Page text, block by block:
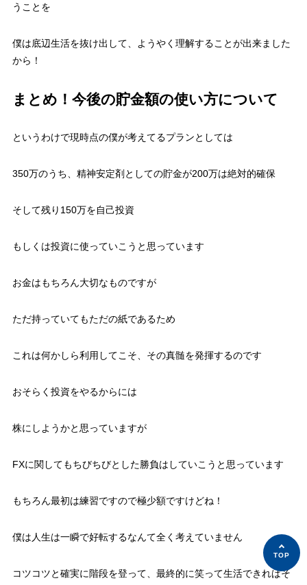
うことを
僕は底辺生活を抜け出して、ようやく理解することが出来ました
から！
まとめ！今後の貯金額の使い方について
というわけで現時点の僕が考えてるプランとしては
350万のうち、精神安定剤としての貯金が200万は絶対的確保
そして残り150万を自己投資
もしくは投資に使っていこうと思っています
お金はもちろん大切なものですが
ただ持っていてもただの紙であるため
これは何かしら利用してこそ、その真髄を発揮するのです
おそらく投資をやるからには
株にしようかと思っていますが
FXに関してもちびちびとした勝負はしていこうと思っています
もちろん最初は練習ですので極少額ですけどね！
僕は人生は一瞬で好転するなんて全く考えていません
コツコツと確実に階段を登って、最終的に笑って生活できればそ